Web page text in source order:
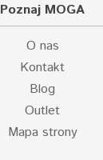
Poznaj MOGA
O nas
Kontakt
Blog
Outlet
Mapa strony